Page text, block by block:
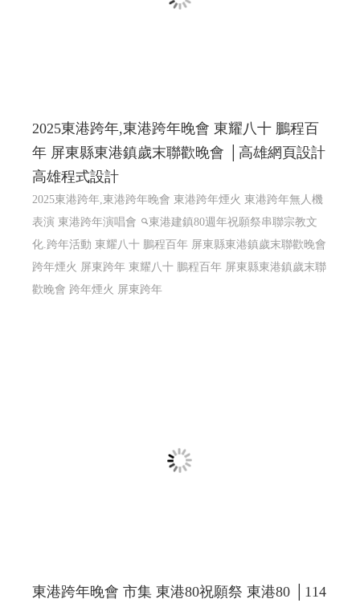
2025東港跨年,東港跨年晚會 東耀八十 鵬程百
年 屏東縣東港鎮歲末聯歡晚會 │高雄網頁設計
高雄程式設計
2025東港跨年,東港跨年晚會 東港跨年煙火 東港跨年無人機
表演 東港跨年演唱會
東港建鎮80週年祝願祭串聯宗教文
化.跨年活動 東耀八十 鵬程百年 屏東縣東港鎮歲末聯歡晚會
跨年煙火 屏東跨年東耀八十 鵬程百年 屏東縣東港鎮歲末聯
歡晚會 跨年煙火 屏東跨年
東港跨年晚會 市集 東港80祝願祭 東港80 │114